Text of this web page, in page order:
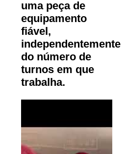
uma peça de
equipamento
fiável,
independentemente
do número de
turnos em que
trabalha.